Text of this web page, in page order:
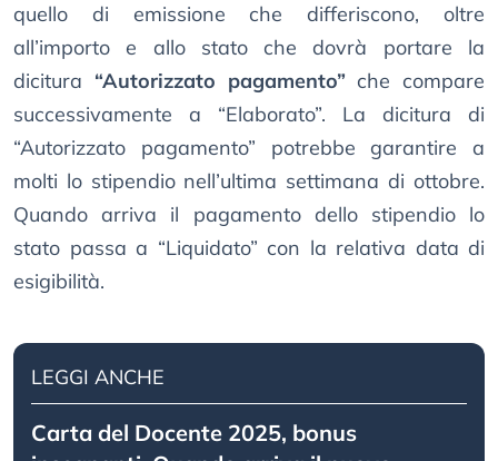
quello di emissione che differiscono, oltre
all’importo e allo stato che dovrà portare la
dicitura “Autorizzato pagamento” che compare
successivamente a “Elaborato”. La dicitura di
“Autorizzato pagamento” potrebbe garantire a
molti lo stipendio nell’ultima settimana di ottobre.
Quando arriva il pagamento dello stipendio lo
stato passa a “Liquidato” con la relativa data di
esigibilità.
LEGGI ANCHE
Carta del Docente 2025, bonus